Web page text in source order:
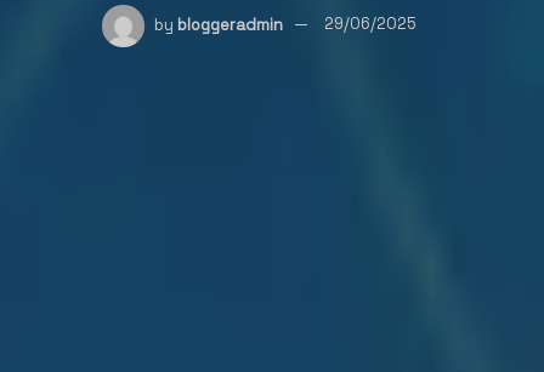
by bloggeradmin 29/06/2025